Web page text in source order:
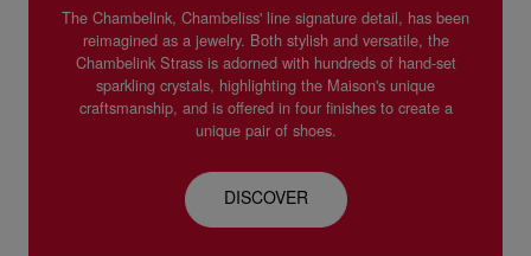
The Chambelink, Chambeliss' line signature detail, has been
reimagined as a jewelry. Both stylish and versatile, the
Chambelink Strass is adorned with hundreds of hand-set
sparkling crystals, highlighting the Maison's unique
craftsmanship, and is offered in four finishes to create a
unique pair of shoes.
DISCOVER